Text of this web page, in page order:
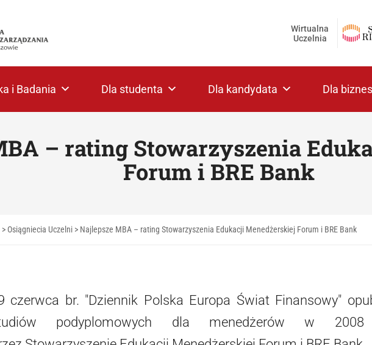
Wirtualna
Uczelnia
i Badania Dla studenta Dla kandydata Dla
– rating Stowarzyszenia
Forum i BRE Bank
> Osiągniecia Uczelni > Najlepsze MBA – rating Stowarzyszenia Edukacji Menedżerskiej Forum i BRE Bank
czerwca br. "Dziennik Polska Europa Świat Finansowy"
podyplomowych dla menedżerów w 2008